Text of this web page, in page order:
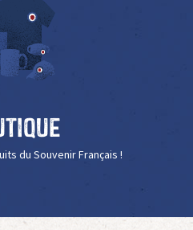
du Souvenir Français !